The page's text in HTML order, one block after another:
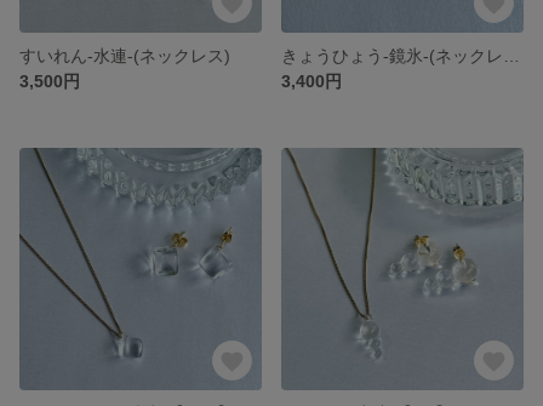
すいれん-水連-(ネックレス)
3,500円
3,400円